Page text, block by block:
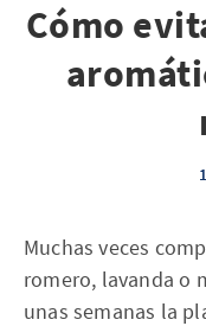
Cómo
Muchas veces
romero, lavanda o
unas semanas la